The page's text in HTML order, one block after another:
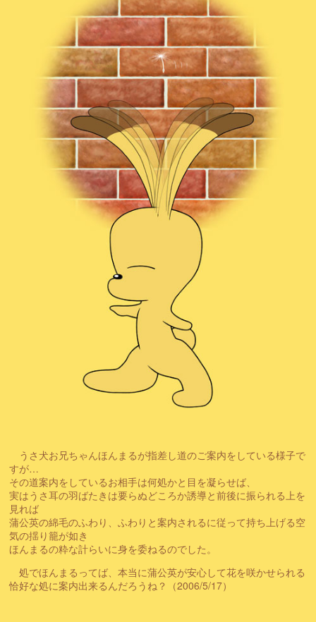
うさ犬お兄ちゃんほんまるが指差し道のご案内をしている様子で
すが…
その道案内をしているお相手は何処かと目を凝らせば、
実はうさ耳の羽ばたきは要らぬどころか誘導と前後に振られる上を
見れば
蒲公英の綿毛のふわり、ふわりと案内されるに従って持ち上げる空
気の揺り籠が如き
ほんまるの粋な計らいに身を委ねるのでした。
処でほんまるってば、本当に蒲公英が安心して花を咲かせられる
恰好な処に案内出来るんだろうね？（2006/5/17）